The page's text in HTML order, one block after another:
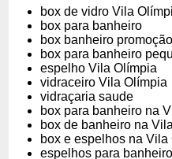
box de vidro Vila
box para banheiro
box banheiro promoção
box para banheiro
espelho Vila Olímpia
vidraceiro Vila Olímpia
vidraçaria saude
box para banheiro na
box de banheiro na
box e espelhos na Vila
espelhos para